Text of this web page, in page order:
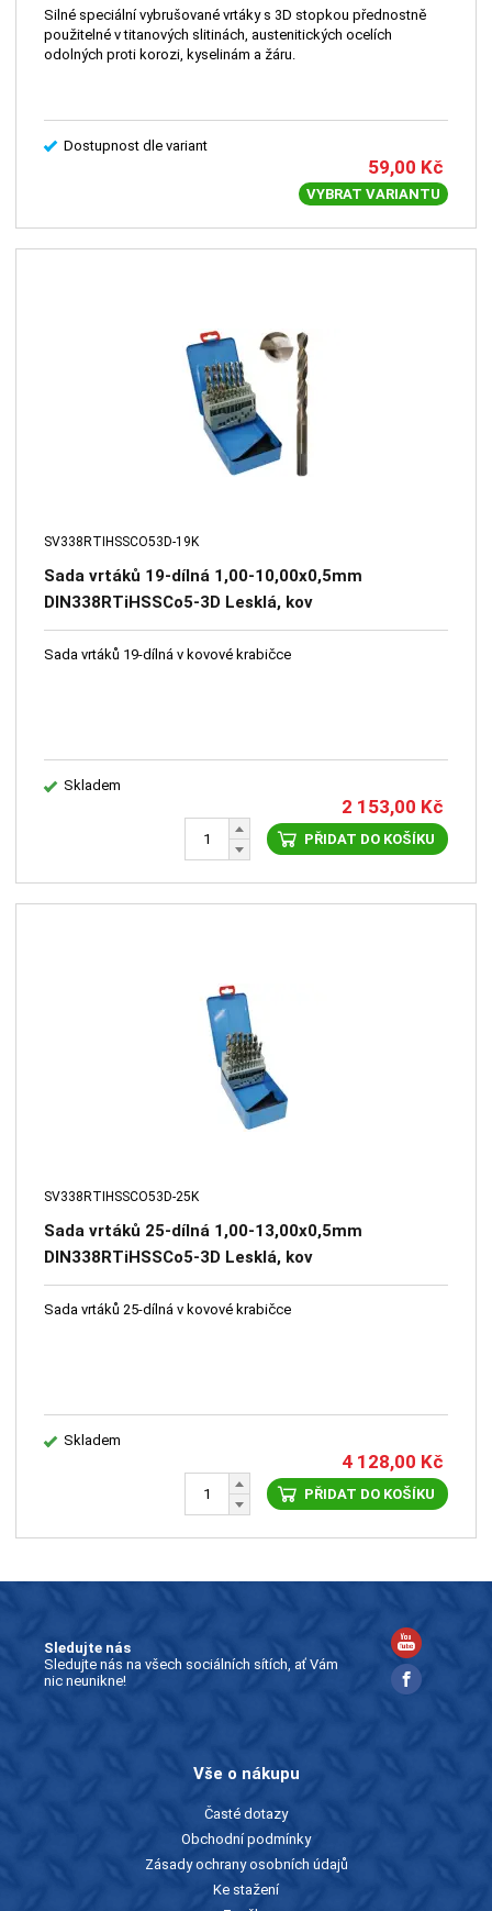
Silné speciální vybrušované vrtáky s 3D stopkou přednostně
použitelné v titanových slitinách, austenitických ocelích
odolných proti korozi, kyselinám a žáru.
Dostupnost dle variant
59,00 Kč
VYBRAT VARIANTU
SV338RTIHSSCO53D-19K
Sada vrtáků 19-dílná 1,00-10,00x0,5mm
DIN338RTiHSSCo5-3D Lesklá, kov
Sada vrtáků 19-dílná v kovové krabičce
Skladem
2 153,00 Kč
PŘIDAT DO KOŠÍKU
SV338RTIHSSCO53D-25K
Sada vrtáků 25-dílná 1,00-13,00x0,5mm
DIN338RTiHSSCo5-3D Lesklá, kov
Sada vrtáků 25-dílná v kovové krabičce
Skladem
4 128,00 Kč
PŘIDAT DO KOŠÍKU
Sledujte nás
Sledujte nás na všech sociálních sítích, ať Vám
nic neunikne!
Vše o nákupu
Časté dotazy
Obchodní podmínky
Zásady ochrany osobních údajů
Ke stažení